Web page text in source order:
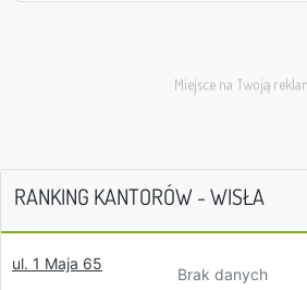
RANKING KANTORÓW - WISŁA
ul. 1 Maja 65
Brak danych